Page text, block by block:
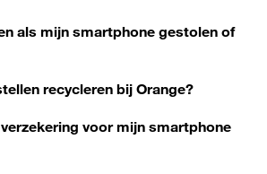
als mijn smartphone gestolen of
recycleren bij Orange?
voor mijn smartphone